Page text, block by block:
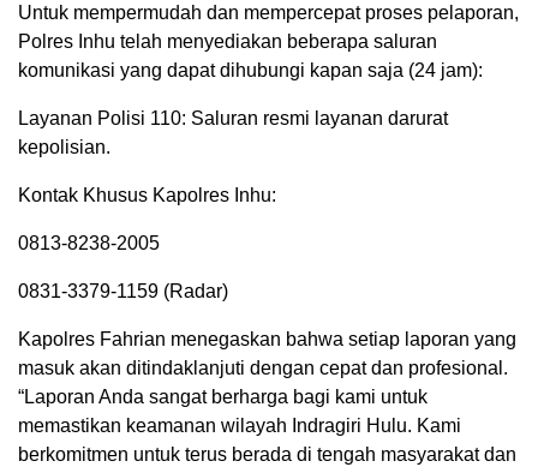
Untuk mempermudah dan mempercepat proses pelaporan,
Polres Inhu telah menyediakan beberapa saluran
komunikasi yang dapat dihubungi kapan saja (24 jam):
Layanan Polisi 110: Saluran resmi layanan darurat
kepolisian.
Kontak Khusus Kapolres Inhu:
0813-8238-2005
0831-3379-1159 (Radar)
Kapolres Fahrian menegaskan bahwa setiap laporan yang
masuk akan ditindaklanjuti dengan cepat dan profesional.
“Laporan Anda sangat berharga bagi kami untuk
memastikan keamanan wilayah Indragiri Hulu. Kami
berkomitmen untuk terus berada di tengah masyarakat dan